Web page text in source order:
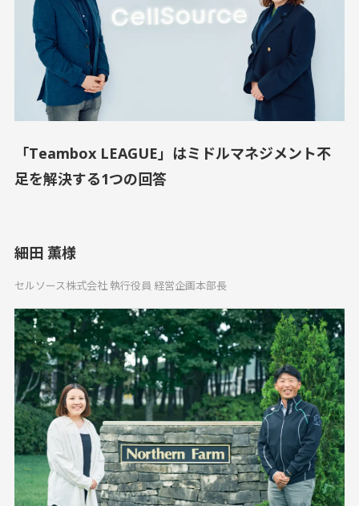
「Teambox LEAGUE」はミドルマネジメント不
足を解決する1つの回答
細田 薫様
セルソース株式会社 執行役員 経営企画本部長